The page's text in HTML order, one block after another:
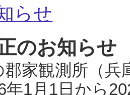
らせ
のお知らせ
家観測所（
年1月1日から